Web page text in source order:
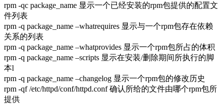
rpm -qc package_name 显示一个已经安装的rpm包提供的配置文
件列表
rpm -q package_name –whatrequires 显示与一个rpm包存在依赖
关系的列表
rpm -q package_name –whatprovides 显示一个rpm包所占的体积
rpm -q package_name –scripts 显示在安装/删除期间所执行的脚
本l
rpm -q package_name –changelog 显示一个rpm包的修改历史
rpm -qf /etc/httpd/conf/httpd.conf 确认所给的文件由哪个rpm包所
提供